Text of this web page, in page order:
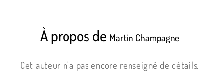
À propos de Martin Champagne
Cet auteur n'a pas encore renseigné de détails.